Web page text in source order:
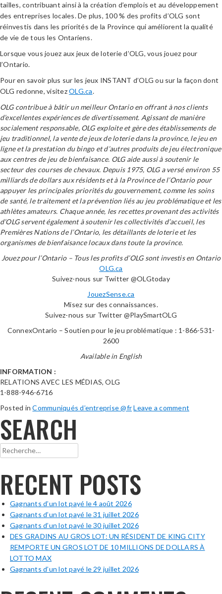
tailles, contribuant ainsi à la création d’emplois et au développement
des entreprises locales. De plus, 100 % des profits d’OLG sont
réinvestis dans les priorités de la Province qui améliorent la qualité
de vie de tous les Ontariens.
Lorsque vous jouez aux jeux de loterie d’OLG, vous jouez pour
l’Ontario.
Pour en savoir plus sur les jeux INSTANT d’OLG ou sur la façon dont
OLG redonne, visitezOLG.ca.
OLG contribue à bâtir un meilleur Ontario en offrant à nos clients
d’excellentes expériences de divertissement. Agissant de manière
socialement responsable, OLG exploite et gère des établissements de
jeu traditionnel, la vente de jeux de loterie dans la province, le jeu en
ligne et la prestation du bingo et d’autres produits de jeu électronique
aux centres de jeu de bienfaisance. OLG aide aussi à soutenir le
secteur des courses de chevaux. Depuis 1975, OLG a versé environ 55
milliards de dollars aux résidents et à la Province de l’Ontario pour
appuyer les principales priorités du gouvernement, comme les soins
de santé, le traitement et la prévention liés au jeu problématique et les
athlètes amateurs. Chaque année, les recettes provenant des activités
d’OLG servent également à soutenir les collectivités d’accueil, les
Premières Nations de l’Ontario, les détaillants de loterie et les
organismes de bienfaisance locaux dans toute la province.
Jouez pour l’Ontario – Tous les profits d’OLG sont investis en Ontario
OLG.ca
Suivez-nous sur Twitter @OLGtoday
JouezSense.ca
Misez sur des connaissances.
Suivez-nous sur Twitter @PlaySmartOLG
ConnexOntario – Soutien pour le jeu problématique : 1-866-531-
2600
Available in English
INFORMATION :
RELATIONS AVEC LES MÉDIAS, OLG
1-888-946-6716
Posted inCommuniqués d’entreprise @frLeave a comment
SEARCH
Rechercher :
RECENT POSTS
Gagnants d’un lot payé le 4 août 2026
Gagnants d’un lot payé le 31 juillet 2026
Gagnants d’un lot payé le 30 juillet 2026
DES GRADINS AU GROS LOT: UN RÉSIDENT DE KING CITY
REMPORTE UN GROS LOT DE 10 MILLIONS DE DOLLARS À
LOTTO MAX
Gagnants d’un lot payé le 29 juillet 2026